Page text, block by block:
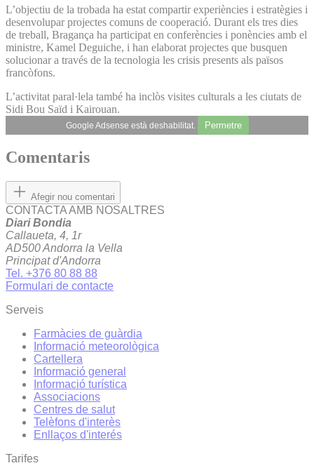
L’objectiu de la trobada ha estat compartir experiències i estratègies i
desenvolupar projectes comuns de cooperació. Durant els tres dies
de treball, Bragança ha participat en conferències i ponències amb el
ministre, Kamel Deguiche, i han elaborat projectes que busquen
solucionar a través de la tecnologia les crisis presents als països
francòfons.
L’activitat paral·lela també ha inclòs visites culturals a les ciutats de
Sidi Bou Saïd i Kairouan.
Google Adsense està deshabilitat. Permetre
Comentaris
Afegir nou comentari
CONTACTA AMB NOSALTRES
Diari Bondia
Callaueta, 4, 1r
AD500 Andorra la Vella
Principat d'Andorra
Tel. +376 80 88 88
Formulari de contacte
Serveis
Farmàcies de guàrdia
Informació meteorològica
Cartellera
Informació general
Informació turística
Associacions
Centres de salut
Telèfons d'interès
Enllaços d'interés
Tarifes